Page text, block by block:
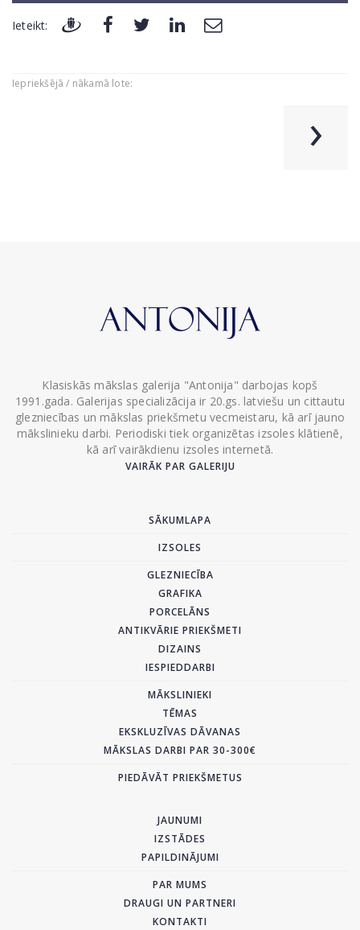
Ieteikt:
Iepriekšējā / nākamā lote:
›
Klasiskās mākslas galerija "Antonija" darbojas kopš
1991.gada. Galerijas specializācija ir 20.gs. latviešu un cittautu
glezniecības un mākslas priekšmetu vecmeistaru, kā arī jauno
mākslinieku darbi. Periodiski tiek organizētas izsoles klātienē,
kā arī vairākdienu izsoles internetā.
VAIRĀK PAR GALERIJU
SĀKUMLAPA
IZSOLES
GLEZNIECĪBA
GRAFIKA
PORCELĀNS
ANTIKVĀRIE PRIEKŠMETI
DIZAINS
IESPIEDDARBI
MĀKSLINIEKI
TĒMAS
EKSKLUZĪVAS DĀVANAS
MĀKSLAS DARBI PAR 30-300€
PIEDĀVĀT PRIEKŠMETUS
JAUNUMI
IZSTĀDES
PAPILDINĀJUMI
PAR MUMS
DRAUGI UN PARTNERI
KONTAKTI